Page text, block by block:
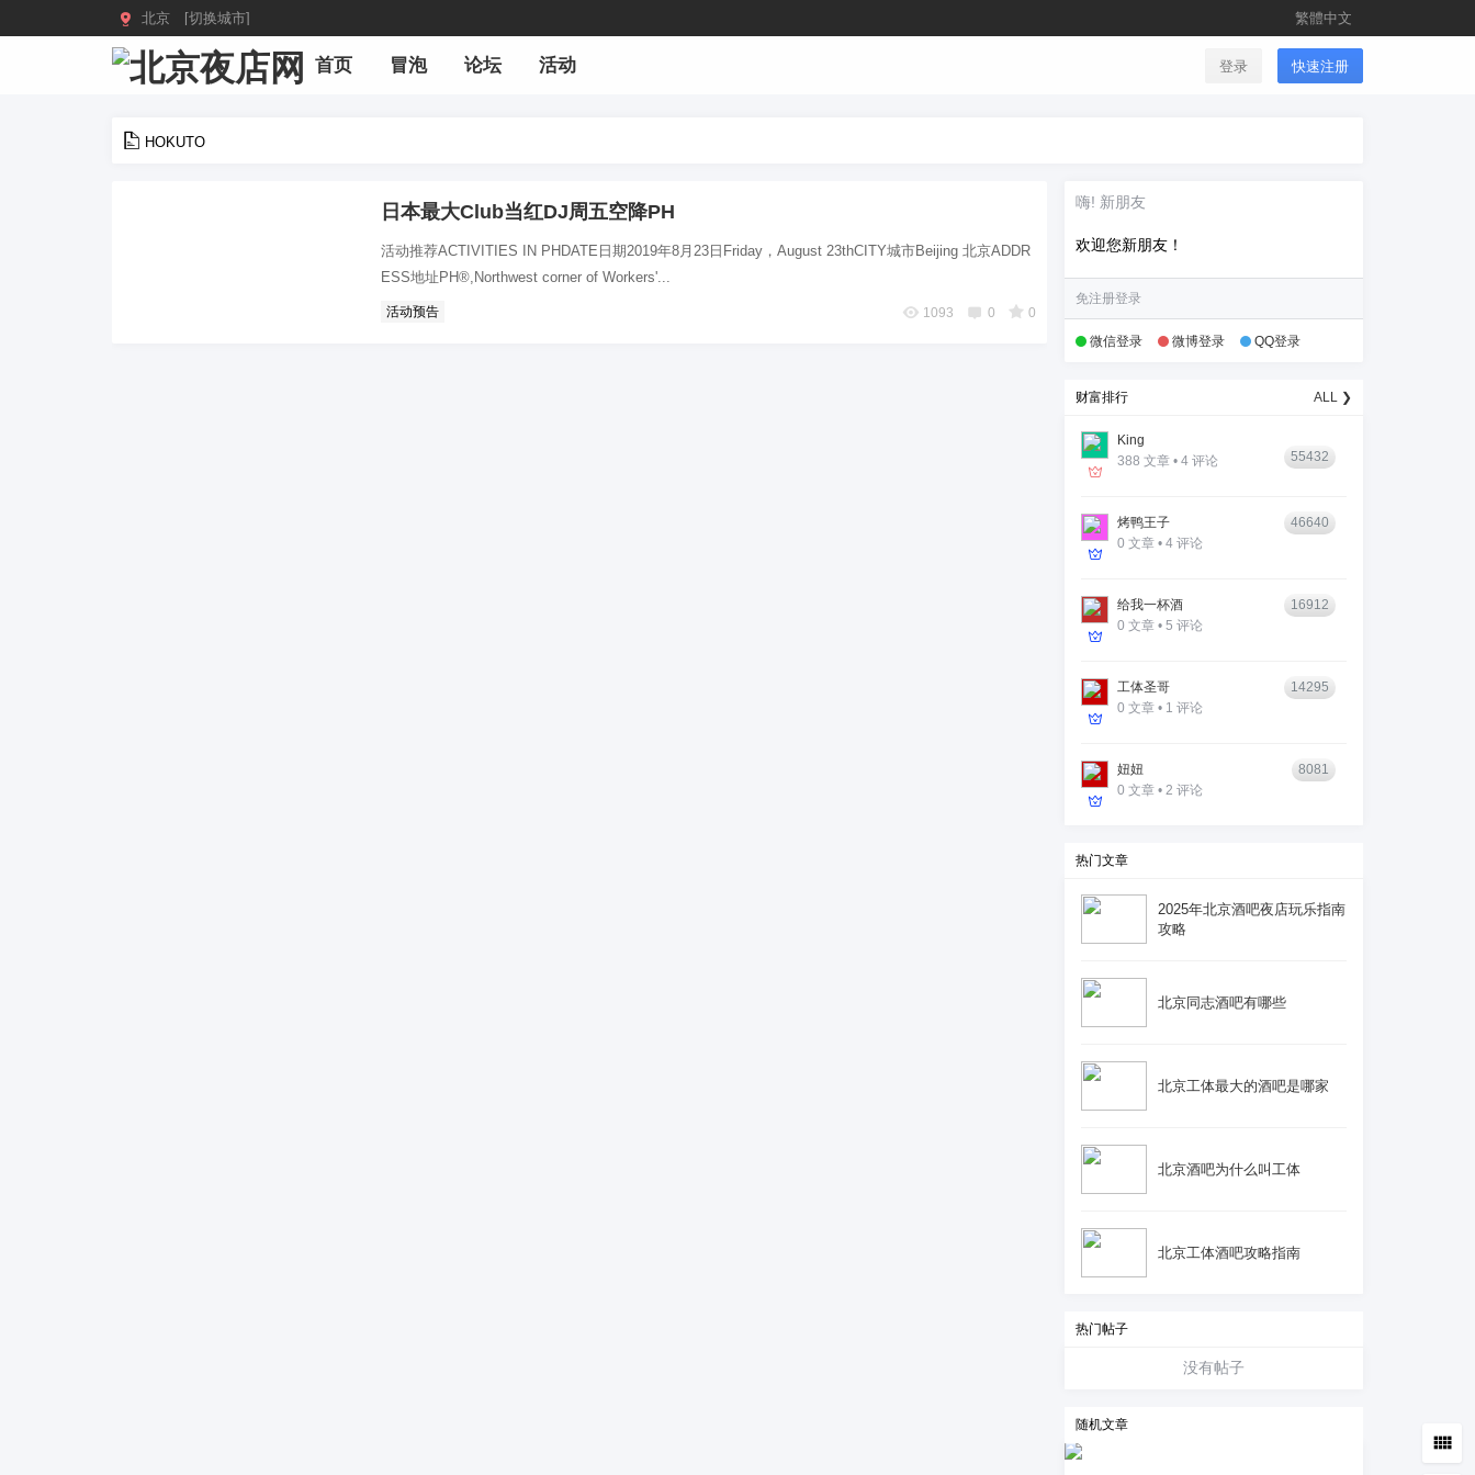
 北京 [切换城市] 繁體中文
首页 冒泡 论坛 活动 登录 快速注册
HOKUTO
日本最大Club当红DJ周五空降PH
活动推荐ACTIVITIES IN PHDATE日期2019年8月23日Friday，August 23thCITY城市Beijing 北京ADDR
ESS地址PH®,Northwest corner of Workers'...
活动预告 1093 0 0
嗨! 新朋友
欢迎您新朋友！
免注册登录
微信登录 微博登录 QQ登录
财富排行 ALL ❯
King
388 文章 • 4 评论
55432
烤鸭王子
0 文章 • 4 评论
46640
给我一杯酒
0 文章 • 5 评论
16912
工体圣哥
0 文章 • 1 评论
14295
妞妞
0 文章 • 2 评论
8081
热门文章
2025年北京酒吧夜店玩乐指南
攻略
北京同志酒吧有哪些
北京工体最大的酒吧是哪家
北京酒吧为什么叫工体
北京工体酒吧攻略指南
热门帖子
没有帖子
随机文章